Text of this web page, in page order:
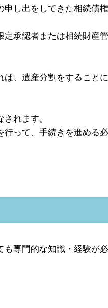
し出をしてきた相続債
承認者または相続財産
、遺産分割をすることに
れます。
って、手続きを進める必
専門的な知識・経験が